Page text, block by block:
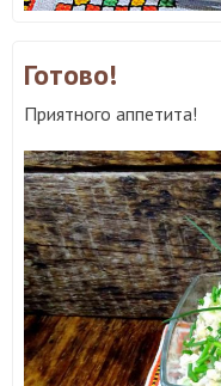
Готово!
Приятного аппетита!